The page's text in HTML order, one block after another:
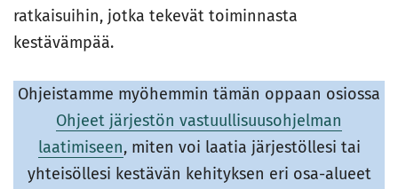
ratkaisuihin, jotka tekevät toiminnasta
kestävämpää.
Ohjeistamme myöhemmin tämän oppaan osiossa
Ohjeet järjestön vastuullisuusohjelman
laatimiseen, miten voi laatia järjestöllesi tai
yhteisöllesi kestävän kehityksen eri osa-alueet